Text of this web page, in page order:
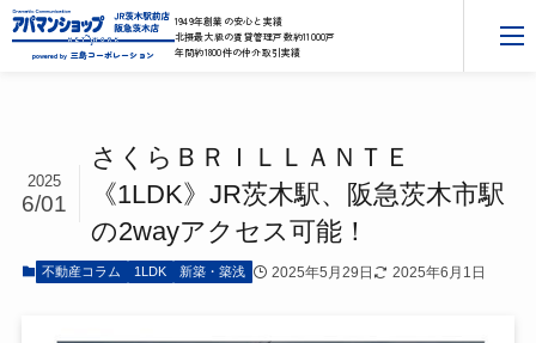
powered by 三島コーポレーション
1949年創業の安心と実績
北摂最大級の賃貸管理戸数約11000戸
年間約1800件の仲介取引実績
さくらＢＲＩＬＬＡＮＴＥ
《1LDK》JR茨木駅、阪急茨木市駅
の2wayアクセス可能！
2025
6/01
不動産コラム 1LDK 新築・築浅 2025年5月29日 2025年6月1日